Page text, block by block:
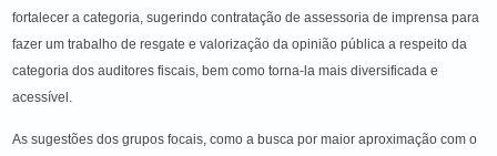
fortalecer a categoria, sugerindo contratação de assessoria de imprensa para
fazer um trabalho de resgate e valorização da opinião pública a respeito da
categoria dos auditores fiscais, bem como torna-la mais diversificada e
acessível.
As sugestões dos grupos focais, como a busca por maior aproximação com o